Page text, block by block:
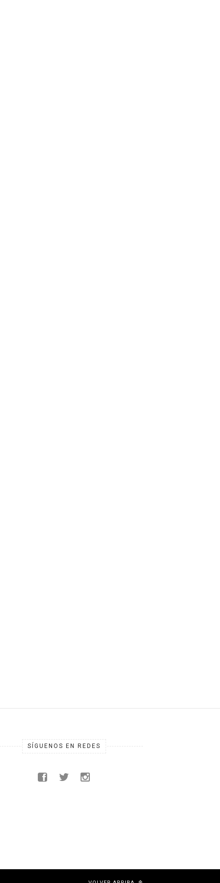
SÍGUENOS EN REDES